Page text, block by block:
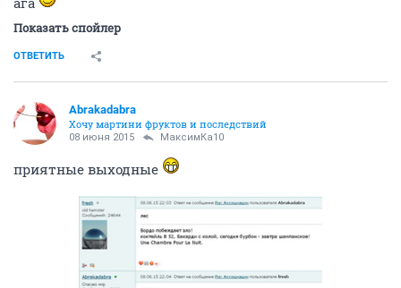
Показать спойлер
ОТВЕТИТЬ
Abrakadabra
Хочу мартини фруктов и последствий
08 июня 2015 МаксимКа10
приятные выходные